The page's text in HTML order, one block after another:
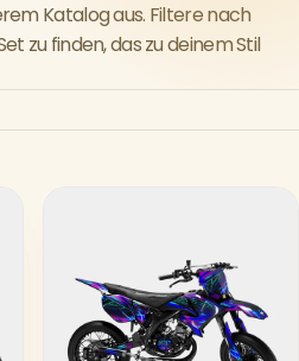
Katalog aus. Filtere nach
zu finden, das zu deinem Stil